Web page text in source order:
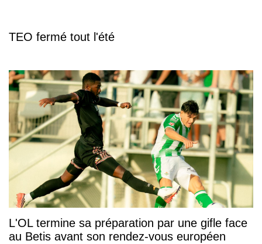
TEO fermé tout l'été
L'OL termine sa préparation par une gifle face
au Betis avant son rendez-vous européen